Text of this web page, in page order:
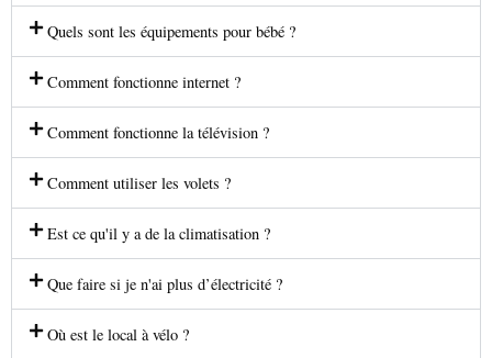
Quels sont les équipements pour bébé ?
Comment fonctionne internet ?
Comment fonctionne la télévision ?
Comment utiliser les volets ?
Est ce qu'il y a de la climatisation ?
Que faire si je n'ai plus d’électricité ?
Où est le local à vélo ?